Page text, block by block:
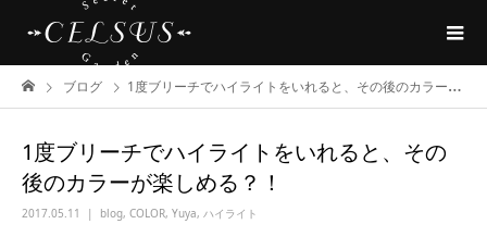
ブログ 1度ブリーチでハイライトをいれると、その後のカラーが楽しめる？！
1度ブリーチでハイライトをいれると、その
後のカラーが楽しめる？！
2017.05.11 blog, COLOR, Yuya, ハイライト